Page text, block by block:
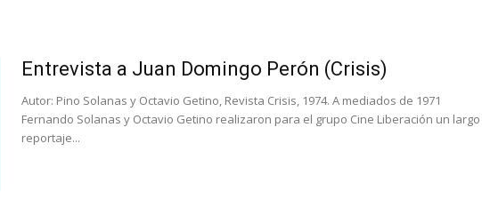
Entrevista a Juan Domingo Perón (Crisis)
Autor: Pino Solanas y Octavio Getino, Revista Crisis, 1974. A mediados de 1971
Fernando Solanas y Octavio Getino realizaron para el grupo Cine Liberación un largo
reportaje...